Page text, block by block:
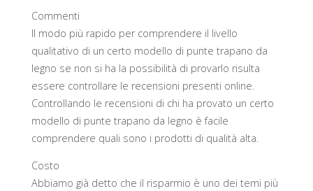
Commenti
Il modo più rapido per comprendere il livello
qualitativo di un certo modello di punte trapano da
legno se non si ha la possibilità di provarlo risulta
essere controllare le recensioni presenti online.
Controllando le recensioni di chi ha provato un certo
modello di punte trapano da legno è facile
comprendere quali sono i prodotti di qualità alta.
Costo
Abbiamo già detto che il risparmio è uno dei temi più